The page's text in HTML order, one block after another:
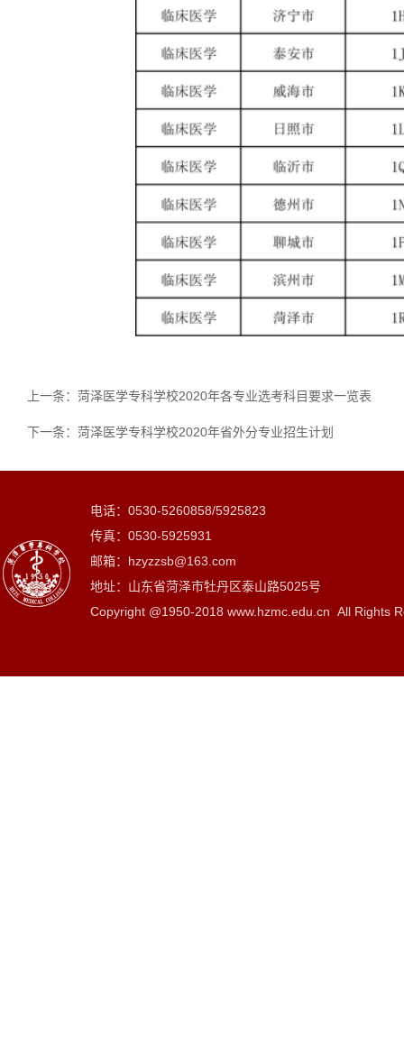
上一条： 菏泽医学专科学校2020年各专业选考科目要求一览表
下一条： 菏泽医学专科学校2020年省外分专业招生计划
电话：0530-5260858/5925823
传真：0530-5925931
邮箱：hzyzzsb@163.com
地址：山东省菏泽市牡丹区泰山路5025号
Copyright @1950-2018 www.hzmc.edu.cn All Rights